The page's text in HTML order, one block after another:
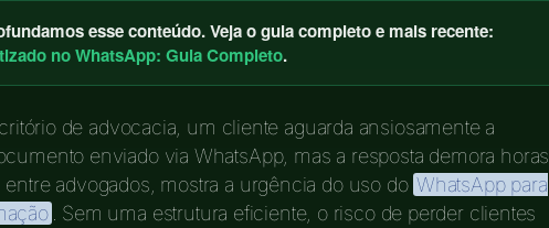
esse conteúdo. Veja o guia completo e mais recente:
no WhatsApp: Guia Completo.
de advocacia, um cliente aguarda ansiosamente a
enviado via WhatsApp, mas a resposta demora horas.
advogados, mostra a urgência do uso do WhatsApp para
. Sem uma estrutura eficiente, o risco de perder clientes